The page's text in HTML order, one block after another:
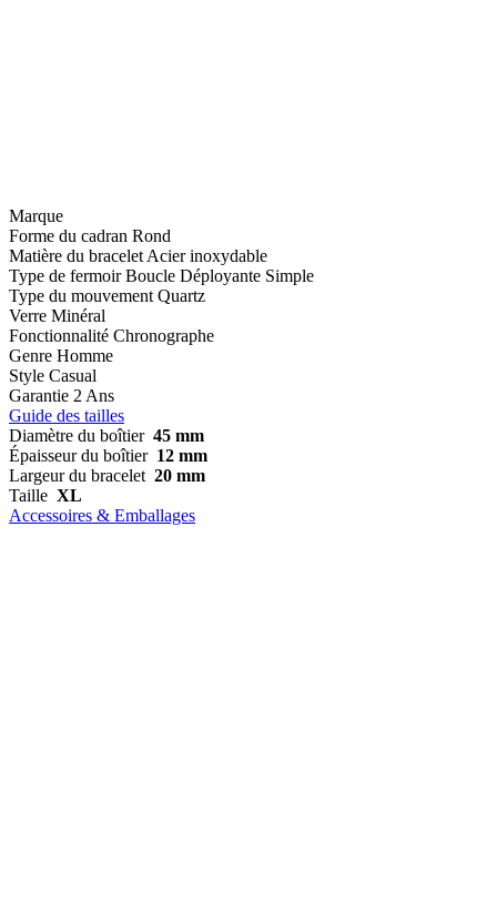
Marque
Forme du cadran Rond
Matière du bracelet Acier inoxydable
Type de fermoir Boucle Déployante Simple
Type du mouvement Quartz
Verre Minéral
Fonctionnalité Chronographe
Genre Homme
Style Casual
Garantie 2 Ans
Guide des tailles
Diamètre du boîtier 45 mm
Épaisseur du boîtier 12 mm
Largeur du bracelet 20 mm
Taille XL
Accessoires & Emballages